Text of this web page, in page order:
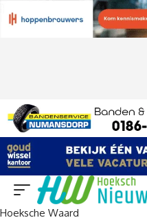
Hoeksche Waard